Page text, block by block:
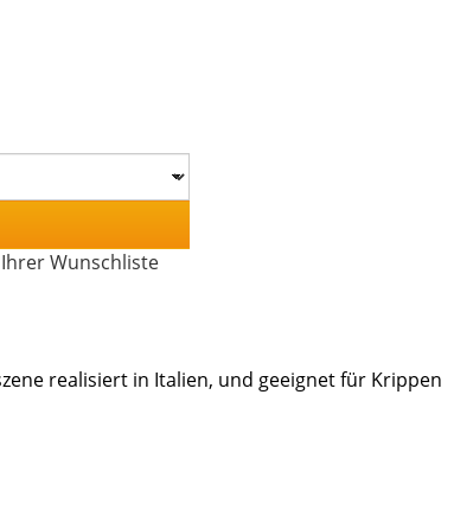
Wunschliste
realisiert in Italien, und geeignet für Krippen